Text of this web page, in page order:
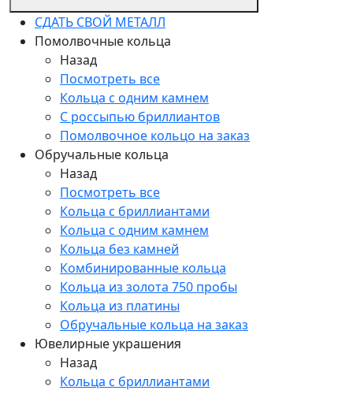
СДАТЬ СВОЙ МЕТАЛЛ
Помолвочные кольца
Назад
Посмотреть все
Кольца с одним камнем
С россыпью бриллиантов
Помолвочное кольцо на заказ
Обручальные кольца
Назад
Посмотреть все
Кольца с бриллиантами
Кольца с одним камнем
Кольца без камней
Комбинированные кольца
Кольца из золота 750 пробы
Кольца из платины
Обручальные кольца на заказ
Ювелирные украшения
Назад
Кольца с бриллиантами